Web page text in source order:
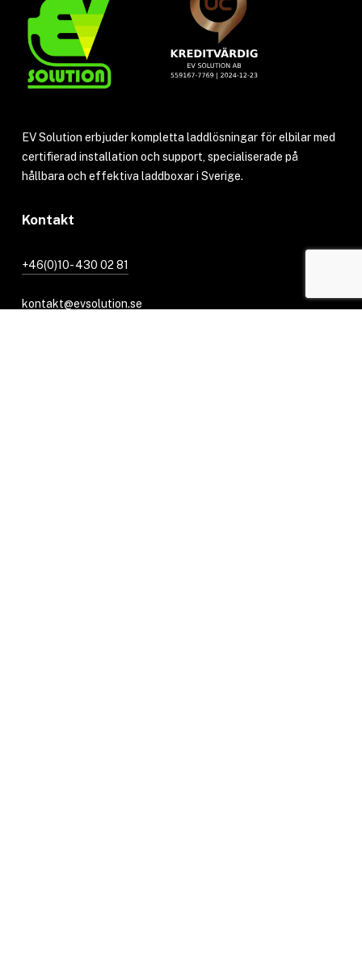
EV Solution erbjuder kompletta laddlösningar för elbilar med
certifierad installation och support, specialiserade på
hållbara och effektiva laddboxar i Sverige.
Kontakt
+46(0)10- 430 02 81
kontakt@evsolution.se